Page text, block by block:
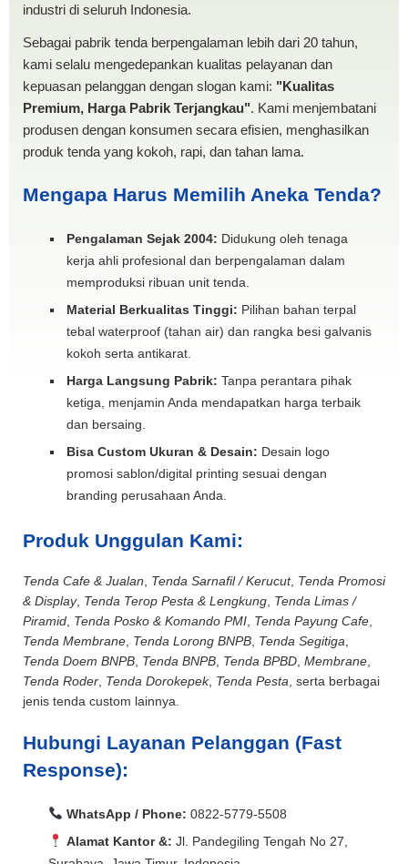
industri di seluruh Indonesia.
Sebagai pabrik tenda berpengalaman lebih dari 20 tahun,
kami selalu mengedepankan kualitas pelayanan dan
kepuasan pelanggan dengan slogan kami: "Kualitas
Premium, Harga Pabrik Terjangkau". Kami menjembatani
produsen dengan konsumen secara efisien, menghasilkan
produk tenda yang kokoh, rapi, dan tahan lama.
Mengapa Harus Memilih Aneka Tenda?
Pengalaman Sejak 2004: Didukung oleh tenaga
kerja ahli profesional dan berpengalaman dalam
memproduksi ribuan unit tenda.
Material Berkualitas Tinggi: Pilihan bahan terpal
tebal waterproof (tahan air) dan rangka besi galvanis
kokoh serta antikarat.
Harga Langsung Pabrik: Tanpa perantara pihak
ketiga, menjamin Anda mendapatkan harga terbaik
dan bersaing.
Bisa Custom Ukuran & Desain: Desain logo
promosi sablon/digital printing sesuai dengan
branding perusahaan Anda.
Produk Unggulan Kami:
Tenda Cafe & Jualan Tenda Sarnafil / Kerucut, Tenda Promosi
& Display, Tenda Terop Pesta & Lengkung Tenda Limas /
Piramid Tenda Posko & Komando PMI Tenda Payung Cafe
Tenda Membrane Tenda Lorong BNPB Tenda Segitiga
Tenda Doem BNPB Tenda BNPB Tenda BPBD Membrane
Tenda Roder Tenda Dorokepek, Tenda Pesta , serta berbagai
jenis tenda custom lainnya.
Hubungi Layanan Pelanggan (Fast
Response):
WhatsApp / Phone: 0822-5779-5508
Alamat Kantor &: Jl. Pandegiling Tengah No 27,